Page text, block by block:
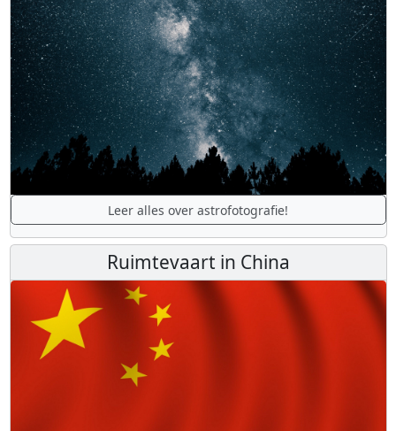
Leer alles over astrofotografie!
Ruimtevaart in China